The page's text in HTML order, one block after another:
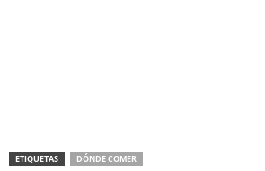
ETIQUETAS DÓNDE COMER